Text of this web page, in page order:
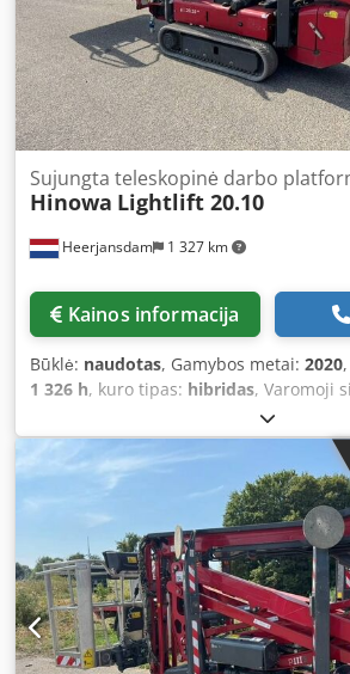
Heerjansdam 1 327 km
Sujungta teleskopinė darbo
Hinowa Lightlift 20.10
Kainos informacija
Būklė: naudotas, Gamybos metai: 2020
1 326 h, kuro tipas: hibridas, Varomoji
gamintojas: Kubota Svoris Sausasis
Funkcijos Stiebas: lankstomas
kg Maksimalus darbinis aukštis: 2 000
Afuekr Papildoma informacija
etapas / V klasė Pristatymo sąlygos:
horizontalus atstumas: 1000 m
kampas: 360 laipsnių Maksimalus
kampas: 180 laipsnių Šalis gamintoja:
informacija Norėdami gauti daugiau
kreipkitės į Martyną Joosę.